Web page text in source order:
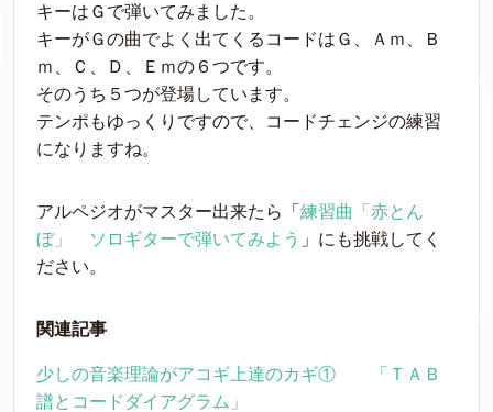
キーはＧで弾いてみました。
キーがＧの曲でよく出てくるコードはＧ、Ａｍ、Ｂ
ｍ、Ｃ、Ｄ、Ｅｍの６つです。
そのうち５つが登場しています。
テンポもゆっくりですので、コードチェンジの練習
になりますね。
アルペジオがマスター出来たら「 練習曲「赤とん
ぼ」 ソロギターで弾いてみよう 」にも挑戦してく
ださい。
関連記事
少しの音楽理論がアコギ上達のカギ① 「ＴＡＢ
譜とコードダイアグラム」